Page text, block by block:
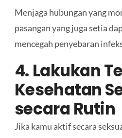
Menjaga hubungan yang
pasangan yang juga setia
mencegah penyebaran
4. Lakukan
Kesehatan
secara Rutin
Jika kamu aktif secara